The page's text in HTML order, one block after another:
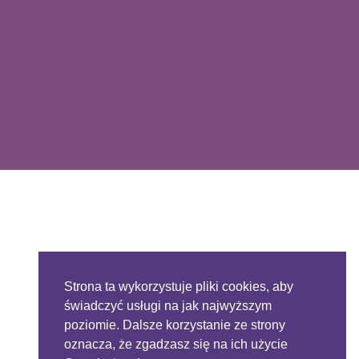
Strona ta wykorzystuje pliki cookies, aby
świadczyć usługi na jak najwyższym
poziomie. Dalsze korzystanie ze strony
oznacza, że zgadzasz się na ich użycie